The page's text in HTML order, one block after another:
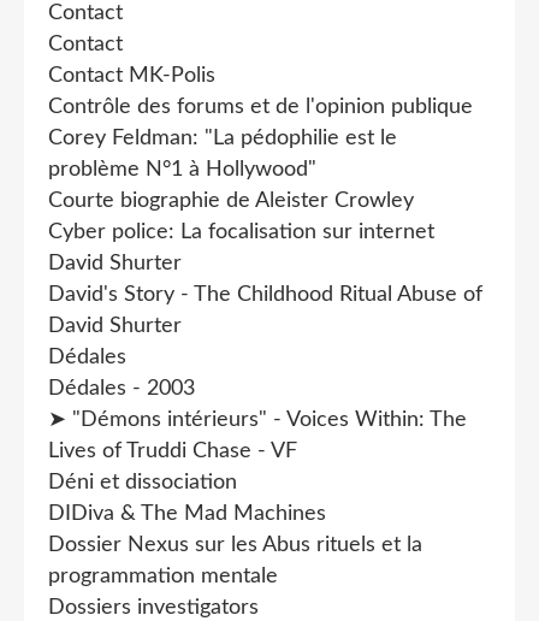
Contact
Contact
Contact MK-Polis
Contrôle des forums et de l'opinion publique
Corey Feldman: "La pédophilie est le
problème N°1 à Hollywood"
Courte biographie de Aleister Crowley
Cyber police: La focalisation sur internet
David Shurter
David's Story - The Childhood Ritual Abuse of
David Shurter
Dédales
Dédales - 2003
➤ "Démons intérieurs" - Voices Within: The
Lives of Truddi Chase - VF
Déni et dissociation
DIDiva & The Mad Machines
Dossier Nexus sur les Abus rituels et la
programmation mentale
Dossiers investigators